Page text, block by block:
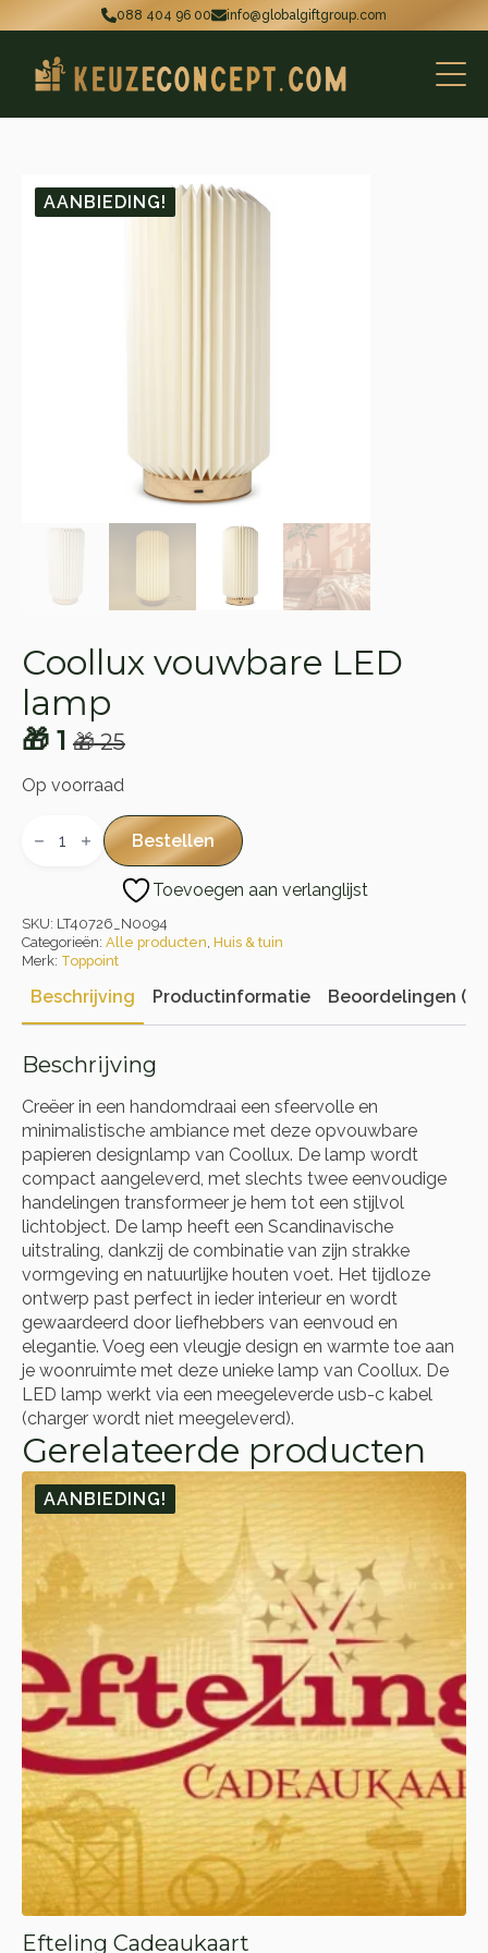
088 404 96 00 info@globalgiftgroup.com
AANBIEDING!
Coollux vouwbare LED
lamp
🎁25
Oorspronkelijke
prijs
🎁 25.
🎁 1
Huidige
prijs
🎁 1.
Op voorraad
vouwbare
Bestellen
Toevoegen aan verlanglijst
SKU: LT40726_N0094
Categorieën: Alle producten, Huis & tuin
Merk: Toppoint
Beschrijving Productinformatie Beoordelingen (0)
Beschrijving
Creëer in een handomdraai een sfeervolle en
minimalistische ambiance met deze opvouwbare
papieren designlamp van Coollux. De lamp wordt
compact aangeleverd, met slechts twee eenvoudige
handelingen transformeer je hem tot een stijlvol
lichtobject. De lamp heeft een Scandinavische
uitstraling, dankzij de combinatie van zijn strakke
vormgeving en natuurlijke houten voet. Het tijdloze
ontwerp past perfect in ieder interieur en wordt
gewaardeerd door liefhebbers van eenvoud en
elegantie. Voeg een vleugje design en warmte toe aan
je woonruimte met deze unieke lamp van Coollux. De
LED lamp werkt via een meegeleverde usb-c kabel
(charger wordt niet meegeleverd).
Gerelateerde producten
AANBIEDING!
Efteling Cadeaukaart